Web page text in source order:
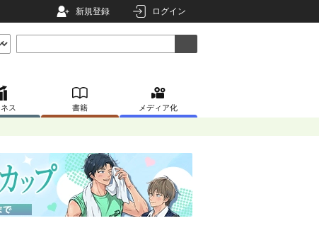
新規登録 ログイン
ス 書籍 メディア化